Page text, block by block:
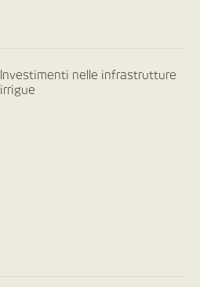
Investimenti nelle infrastrutture
irrigue